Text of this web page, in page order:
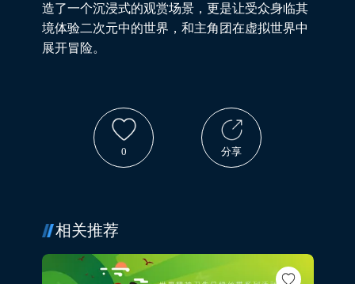
造了一个沉浸式的观赏场景，更是让受众身临其
境体验二次元中的世界，和主角团在虚拟世界中
展开冒险。
0 分享
相关推荐